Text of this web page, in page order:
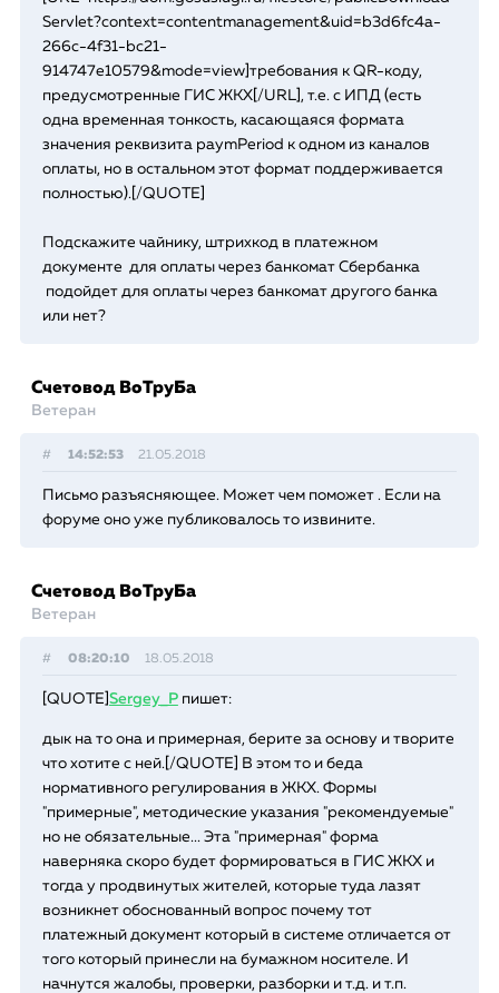
Servlet?context=contentmanagement&uid=b3d6fc4a-
266c-4f31-bc21-
914747e10579&mode=view]требования к QR-коду,
предусмотренные ГИС ЖКХ[/URL], т.е. с ИПД (есть
одна временная тонкость, касающаяся формата
значения реквизита paymPeriod к одном из каналов
оплаты, но в остальном этот формат поддерживается
полностью).[/QUOTE]
Подскажите чайнику, штрихкод в платежном
документе для оплаты через банкомат Сбербанка
подойдет для оплаты через банкомат другого банка
или нет?
Счетовод ВоТруБа
Ветеран
# 14:52:53 21.05.2018
Письмо разъясняющее. Может чем поможет . Если на
форуме оно уже публиковалось то извините.
Счетовод ВоТруБа
Ветеран
# 08:20:10 18.05.2018
[QUOTE] Sergey_Pпишет:
дык на то она и примерная, берите за основу и творите
что хотите с ней.[/QUOTE] В этом то и беда
нормативного регулирования в ЖКХ. Формы
"примерные", методические указания "рекомендуемые"
но не обязательные... Эта "примерная" форма
наверняка скоро будет формироваться в ГИС ЖКХ и
тогда у продвинутых жителей, которые туда лазят
возникнет обоснованный вопрос почему тот
платежный документ который в системе отличается от
того который принесли на бумажном носителе. И
начнутся жалобы, проверки, разборки и т.д. и т.п.